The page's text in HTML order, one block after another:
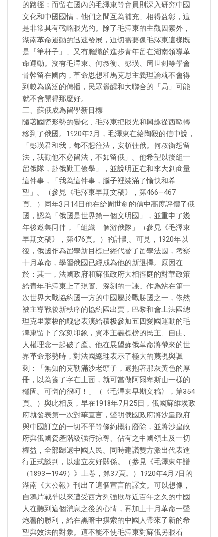
的路徑；而留在國內的毛澤東等會員則深入研究中國
文化和中國國情，他們之間互為補充、相得益彰，這
是非常具有戰略眼光的。除了毛澤東的主觀因素外，
湖南革命運動的迅速發展，迫切需要像毛澤東這樣既
是「筆杆子」、又有膽識的進步青年留在湖南領導革
命運動。沒有毛澤東、何叔衡、彭璜、周世釗等學會
骨幹留在國內，革命思想和馬克思主義理論就不會得
到較為廣泛的傳播，民眾覺醒和大聯合的「局」可能
就不會開得那麼好。
三、蘇俄成為留學新目標
隨著國際形勢的變化，毛澤東把眼光和興趣從西歐轉
移到了俄國。1920年2月，毛澤東在給陶毅的信中說，
「彭璜君和我，都不想往法，安頓往俄。何叔衡想留
法，我勸他不必留法，不如留俄」。他希望以後組一
留俄隊，赴俄勤工儉學」，並說明正在和李大釗商量
這件事，「我為這件事，腦子裡裝滿了愉快和希
望」。（參見《毛澤東早期文稿》，第466—467
頁。）同年3月14日他在給周世釗的信中高度評價了俄
國，認為「俄國是世界第一個文明國」，並重申了幾
年後邀集同伴，「組織一個游俄隊」（參見《毛澤東
早期文稿》，第476頁。）的計劃。可見，1920年以
後，俄國作為留學新目標已經代替了留學法國，考察
十月革命，學習俄國已經成為他的新選擇。原因在
於：其一，法國政府和蘇俄政府大相徑庭的對華政策
給青年毛澤東上了現實、深刻的一課。作為站在第一
次世界大戰協約國一方的中國屬於戰勝國之一，依然
被主導戰後新秩序的協約國出賣，巴黎和會上法國總
理克里蒙梭的醜惡表演給積极參加五四愛國運動的毛
澤東留下了深刻印象，資本主義標榜的民主、自由、
人權理念一起破了產。他在展望蘇俄革命將帶來的世
界革命形勢時，對法國總理表示了極大的蔑視與諷
刺：「無知的克勒滿沙老頭子，還抱著那灰黃色的厚
冊，以為簽了字在上面，就可當做阿爾卑斯山一樣的
穩固。可憐的很呵！」（《毛澤東早期文稿》，第354
頁。）與此相反，早在1918年7月25日，俄國蘇維埃政
府就發表第一次對華宣言，聲明俄國政府將沙皇政府
與中國訂立的一切不平等條約概行廢除，並將沙皇政
府與俄國資產階級強行掠奪、佔有之中國領土及一切
權益，全部歸還中國人民。同時建議雙方派出代表進
行正式談判，以建立友好關係。（參見《毛澤東年譜
（1893—1949）》上卷，第37頁。）1920年4月7日的
湖南《大公報》刊出了這個宣言的譯文。可以想像，
自鴉片戰爭以來遭受西方列強欺辱近百年之久的中國
人在聽到這個消息之後的心情，再加上十月革命一聲
炮響的勝利，給在黑暗中摸索的中國人帶來了新的希
望與效法的對象。這不能不使毛澤東對蘇俄另眼看